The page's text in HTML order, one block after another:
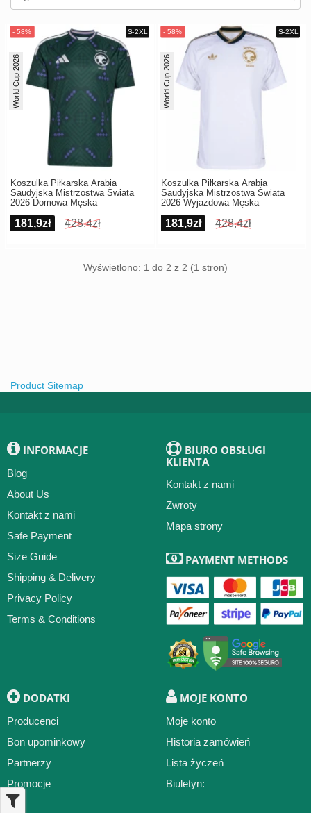
Damska
Koszulka Piłkarska Arabia
Saudyjska Mistrzostwa Świata
2026 Domowa Męska
World Cup 2026
181,9zł 428,4zł
Koszulka Piłkarska Arabia
Saudyjska Mistrzostwa Świata
2026 Wyjazdowa Męska
World Cup 2026
181,9zł 428,4zł
Wyświetlono: 1 do 2 z 2 (1 stron)
Product Sitemap
INFORMACJE
Blog
About Us
Kontakt z nami
Safe Payment
Size Guide
Shipping & Delivery
Privacy Policy
Terms & Conditions
BIURO OBSŁUGI
KLIENTA
Kontakt z nami
Zwroty
Mapa strony
PAYMENT METHODS
DODATKI
Producenci
Bon upominkowy
Partnerzy
Promocje
MOJE KONTO
Moje konto
Historia zamówień
Lista życzeń
Biuletyn: